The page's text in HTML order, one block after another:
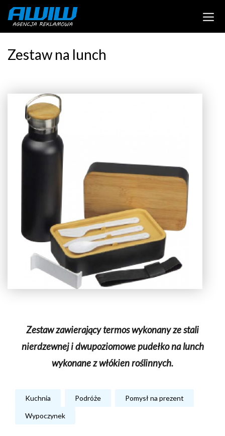
Zestaw na lunch
Zestaw zawierający termos wykonany ze stali
nierdzewnej i dwupoziomowe pudełko na lunch
wykonane z włókien roślinnych.
Kuchnia Podróże Pomysł na prezent
Wypoczynek